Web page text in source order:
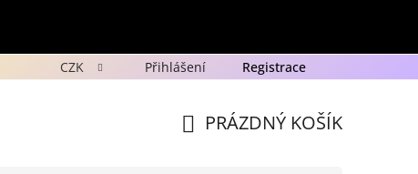
Ochrana osobních údajů GDPR Novinky
CZK Přihlášení Registrace
PRÁZDNÝ KOŠÍK